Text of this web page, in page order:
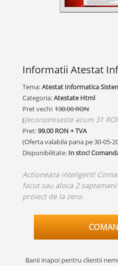
Informatii Atestat
Tema:Atestat Informatica
Categoria:Atestate Html
Pret vechi:130.00 RON
((economiseste acum 31
Pret:99.00RON + TVA
(Oferta valabila pana pe30-05-
Disponibilitate: In stoc!
Actioneaza inteligent!
facut sau aloca 2
proiect de la zero.
Banii inapoi pentru clientii